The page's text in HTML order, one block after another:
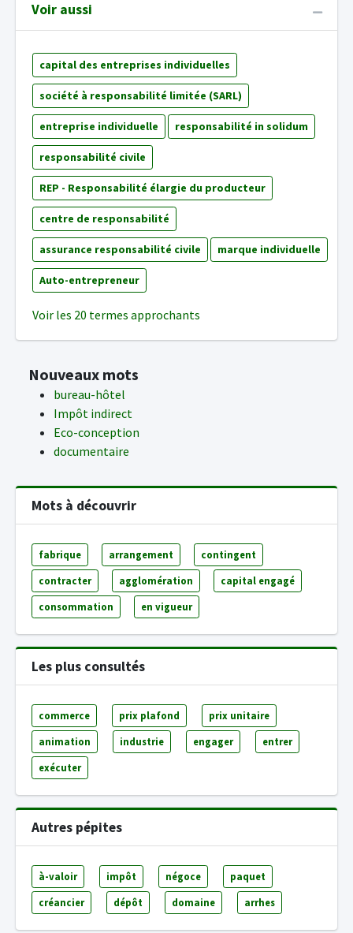
Voir aussi
capital des entreprises individuelles
société à responsabilité limitée (SARL)
entreprise individuelle responsabilité in solidum
responsabilité civile
REP - Responsabilité élargie du producteur
centre de responsabilité
assurance responsabilité civile marque individuelle
Auto-entrepreneur
Voir les 20 termes approchants
Nouveaux mots
bureau-hôtel
Impôt indirect
Eco-conception
documentaire
Mots à découvrir
fabrique arrangement contingent
contracter agglomération capital engagé
consommation en vigueur
Les plus consultés
commerce prix plafond prix unitaire
animation industrie engager entrer
exécuter
Autres pépites
à-valoir impôt négoce paquet
créancier dépôt domaine arrhes